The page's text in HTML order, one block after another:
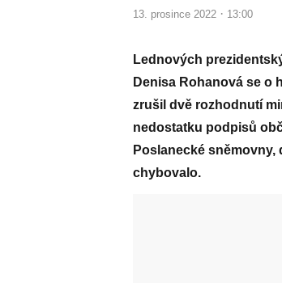
13. prosince 2022 · 13:00
Lednových
Denisa Rohanová se o
zrušil dvě rozhodnutí
nedostatku podpisů
Poslanecké
chybovalo.